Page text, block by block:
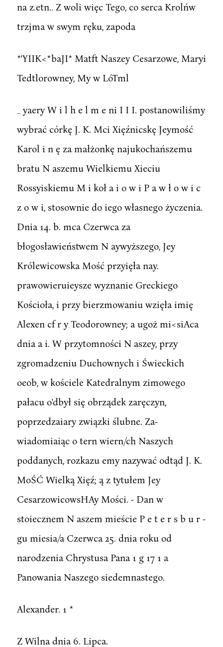
na z.etn.. Z woli więc Tego, co serca Krolńw
trzjma w swym ręku, zapoda
*'YIIK<*baJI* Matft Naszey Cesarzowe, Maryi
Tedtlorowney, My w LóTml
_ yaery W i l h e l m e ni I I I. postanowiliśmy
wybrać córkę J. K. Mci Xięźnicskę Jeymość
Karol i n ę za małżonkę najukochańszemu
bratu N aszemu Wielkiemu Xieciu
Rossyiskiemu M i koł a i o w i P a w ł o w i c
z o w i, stosownie do iego własnego życzenia.
Dnia 14. b. mca Czerwca za
błogosławieństwem N aywyższego, Jey
Królewicowska Mość przyięła nay.
prawowieruieysze wyznanie Greckiego
Kościoła, i przy bierzmowaniu wzięła imię
Alexen cf r y Teodorowney; a ugoż mi<siAca
dnia a i. W przytomności N aszey, przy
zgromadzeniu Duchownych i Świeckich
oeob, w kościele Katedralnym zimowego
pałacu o'dbył się obrządek zaręczyn,
poprzedzaiary związki ślubne. Za-
wiadomiaiąc o tern wiern/ch Naszych
poddanych, rozkazu emy nazywać odtąd J. K.
MoŚĆ Wielką Xięź; ą z tytułem Jey
CesarzowicowsHAy Mości. - Dan w
stoiecznem N aszem mieście P e t e r s b u r -
gu miesia/a Czerwca 25. dnia roku od
narodzenia Chrystusa Pana 1 g 17 1 a
Panowania Naszego siedemnastego.
Alexander. 1 *
Z Wilna dnia 6. Lipca.